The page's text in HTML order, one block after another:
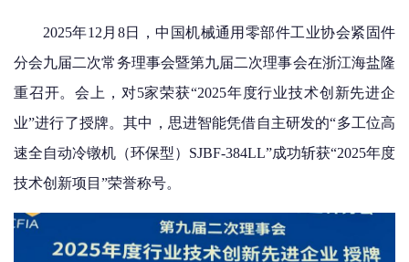
2025年12 月 8日，中国机械通用零部件工业协会紧固件
分会九届二次常务理事会暨第九届二次理事会在浙江海盐隆
重召开。会上，对5家荣获“2025年度行业技术创新先进企
业”进行了授牌。其中， 思进智能凭借自主研发的“多工位高
速全自动冷镦机（环保型） SJBF-384LL”成功斩获“2025年度
技术创新项目”荣誉称号。